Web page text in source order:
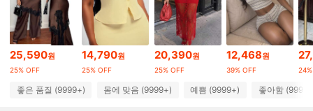
4.89 450K 팔로워
4.89 450K 팔로워
25,590원
25% OFF
14,790원
25% OFF
20,390원
25% OFF
12,468원
39% OFF
좋은 품질 (9999+) 몸에 맞음 (9999+) 예쁨 (9999+) 좋아함